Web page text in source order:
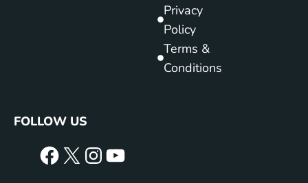
Privacy
Policy
Terms &
Conditions
FOLLOW US